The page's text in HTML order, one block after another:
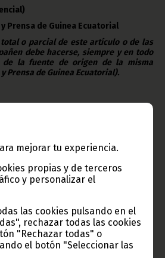
mejorar tu experiencia.
propias y de terceros
y personalizar el
las cookies pulsando en el
rechazar todas las cookies
"Rechazar todas" o
el botón "Seleccionar las
Prensa de Guinea Ecuatorial
o parcial de este artículo o de las
debe hacerse, siempre y en todo
de la fuente de origen de la misma
Prensa de Guinea Ecuatorial).
e Instituciones
de Guinea Ecuatorial